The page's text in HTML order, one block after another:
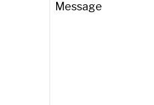
Address *
Message